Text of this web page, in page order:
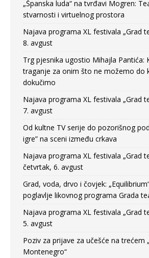
„Španska luda“ na tvrđavi Mogren:
stvarnosti i virtuelnog prostora
Najava programa XL festivala „Grad
8. avgust
Trg pjesnika ugostio Mihajla Pantića:
traganje za onim što ne možemo do
dokučimo
Najava programa XL festivala „Grad
7. avgust
Od kultne TV serije do pozorišnog
igre” na sceni između crkava
Najava programa XL festivala „Grad
četvrtak, 6. avgust
Grad, voda, drvo i čovjek:
poglavlje likovnog programa Grada
Najava programa XL festivala „Grad
5. avgust
Poziv za prijave za učešće na trećem
Montenegro“